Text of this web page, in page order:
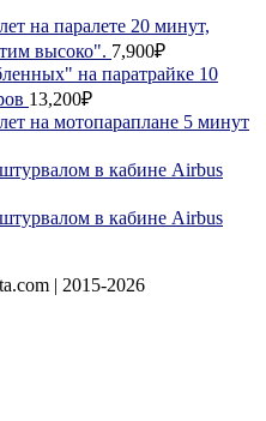
на паралете 20 минут,
высоко". 7,900₽
на паратрайке 10
13,200₽
на мотопараплане 5 минут
в кабине Airbus
в кабине Airbus
| 2015-2026